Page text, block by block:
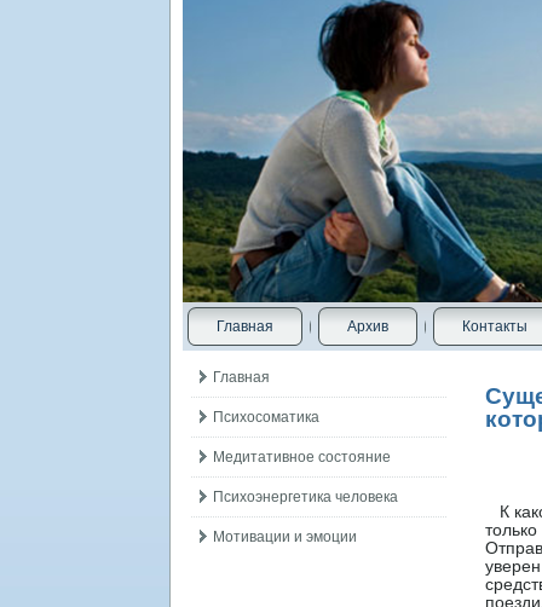
Главная Архив Контакты
Главная
Психосоматика
Медитативное состояние
Психоэнергетика человека
Мотивации и эмоции
К